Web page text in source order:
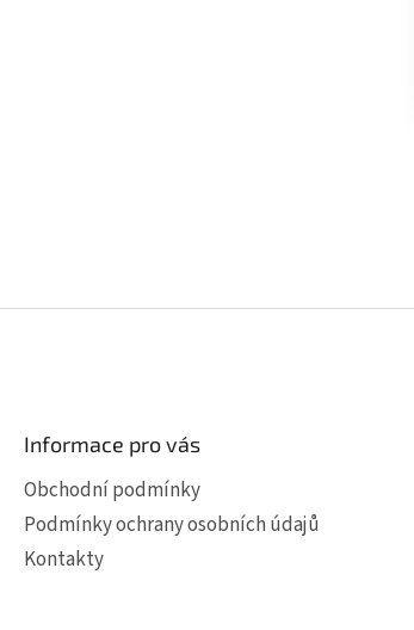
Informace pro vás
Obchodní podmínky
Podmínky ochrany osobních údajů
Kontakty